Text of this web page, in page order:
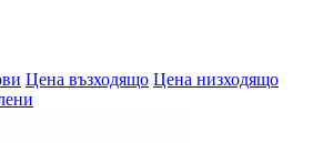
Цена възходящо Цена низходящо